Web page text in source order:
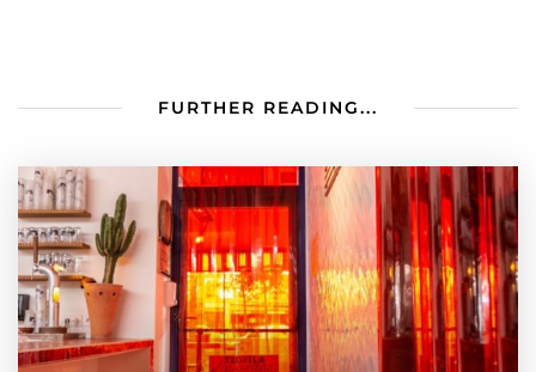
FURTHER READING...